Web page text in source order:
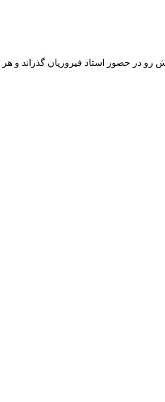
در حضور استاد فیروزیان گذراند و